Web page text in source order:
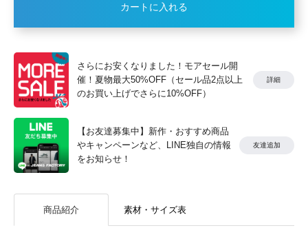
カートに入れる
さらにお安くなりました！モアセール開
催！夏物最大50%OFF（セール品2点以上
のお買い上げでさらに10%OFF）
詳細
【お友達募集中】新作・おすすめ商品
やキャンペーンなど、LINE独自の情報
をお知らせ！
友達追加
商品紹介 素材・サイズ表